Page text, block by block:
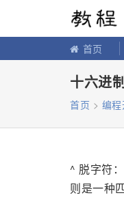
首页
十六进
首页 > 编程
^ 脱字符
则是一种